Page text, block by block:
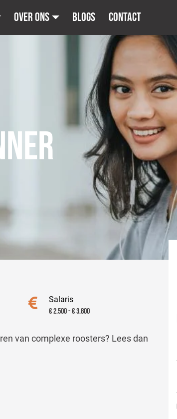
Over ons Blogs Contact
Salaris
€ 2.500 - € 3.800
van complexe roosters? Lees dan